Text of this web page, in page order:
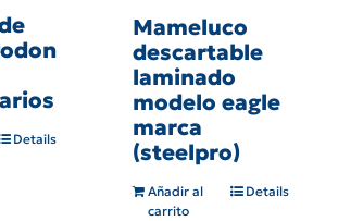
Details
Mameluco
descartable
laminado
modelo eagle
marca
(steelpro)
Añadir al
carrito
Details